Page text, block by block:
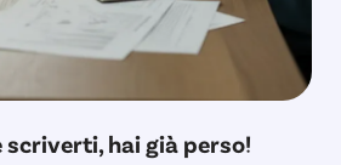
scriverti, hai già perso!